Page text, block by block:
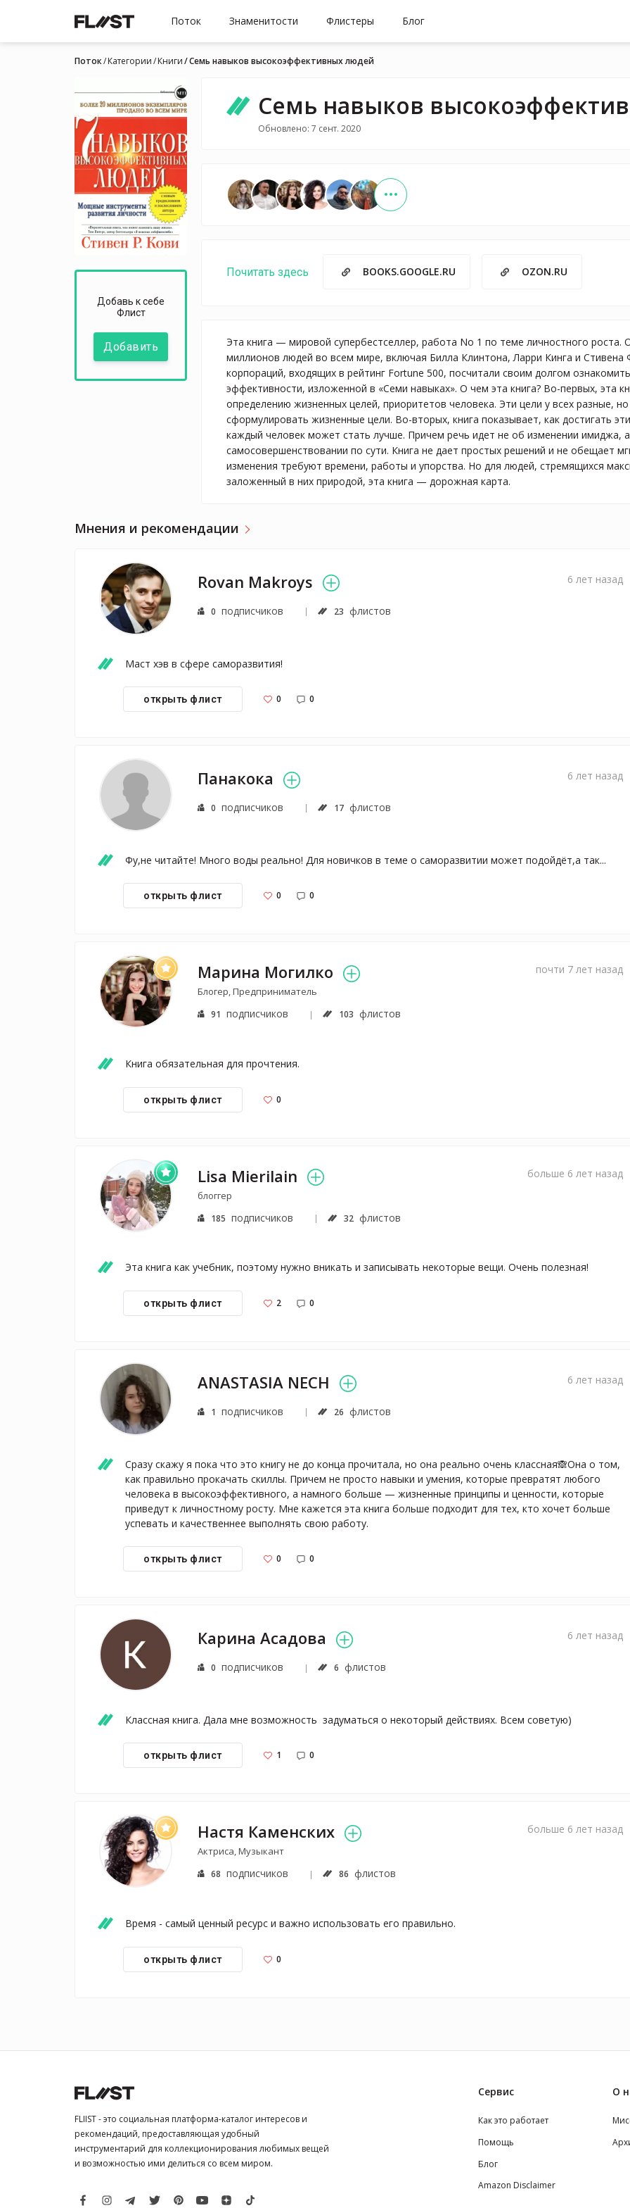
Поток Знаменитости Флистеры Блог
Поток Категории Книги Семь навыков высокоэффективных людей
Добавь к себе
Флист
Добавить
Семь навыков
Обновлено: 7 сент. 2020
Почитать здесь BOOKS.GOOGLE.RU OZON.RU
Эта книга — мировой супербестселлер, работа No 1 по теме личностного
миллионов людей во всем мире, включая Билла Клинтона, Ларри Кинга и
корпораций, входящих в рейтинг Fortune 500, посчитали своим долгом
эффективности, изложенной в «Семи навыках». О чем эта книга? Во-первых, эта
определению жизненных целей, приоритетов человека. Эти цели у всех разные,
сформулировать жизненные цели. Во-вторых, книга показывает, как достигать
каждый человек может стать лучше. Причем речь идет не об изменении имиджа,
самосовершенствовании по сути. Книга не дает простых решений и не обещает
изменения требуют времени, работы и упорства. Но для людей, стремящихся
заложенный в них природой, эта книга — дорожная карта.
Мнения и рекомендации
Rovan Makroys
0 подписчиков 23 флистов
6 лет назад
Маст хэв в сфере саморазвития!
открыть флист 0 0
Панакока
0 подписчиков 17 флистов
6 лет назад
Фу,не читайте! Много воды реально! Для новичков в теме о саморазвитии может подойдёт,а так...
открыть флист 0 0
Марина Могилко
Блогер, Предприниматель
91 подписчиков 103 флистов
почти 7 лет назад
Книга обязательная для прочтения.
открыть флист 0
Lisa Mierilain
блоггер
185 подписчиков 32 флистов
больше 6 лет назад
Эта книга как учебник, поэтому нужно вникать и записывать некоторые вещи. Очень полезная!
открыть флист 2 0
ANASTASIA NECH
1 подписчиков 26 флистов
6 лет назад
Сразу скажу я пока что это книгу не до конца прочитала, но она реально очень классная🙈Она о том,
как правильно прокачать скиллы. Причем не просто навыки и умения, которые превратят любого
человека в высокоэффективного, а намного больше — жизненные принципы и ценности, которые
приведут к личностному росту. Мне кажется эта книга больше подходит для тех, кто хочет больше
успевать и качественнее выполнять свою работу.
открыть флист 0 0
Карина Асадова
0 подписчиков 6 флистов
6 лет назад
Классная книга. Дала мне возможность  задуматься о некоторый действиях. Всем советую)
открыть флист 1 0
Настя Каменских
Актриса, Музыкант
68 подписчиков 86 флистов
больше 6 лет назад
Время - самый ценный ресурс и важно использовать его правильно.
открыть флист 0
FLIIST - это социальная платформа-каталог интересов и
рекомендаций, предоставляющая удобный
инструментарий для коллекционирования любимых вещей
и возможностью ими делиться со всем миром.
Сервис
Как это работает
Помощь
Блог
Amazon Disclaimer
О